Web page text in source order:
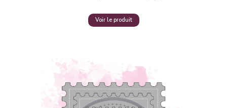
Voir le produit